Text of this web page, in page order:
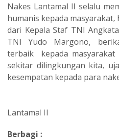
Nakes Lantamal II selalu
humanis kepada
dari Kepala Staf TNI
TNI Yudo Margono,
terbaik kepada masyarakat
sekitar dilingkungan kita,
kesempatan kepada para
Lantamal II
Berbagi :